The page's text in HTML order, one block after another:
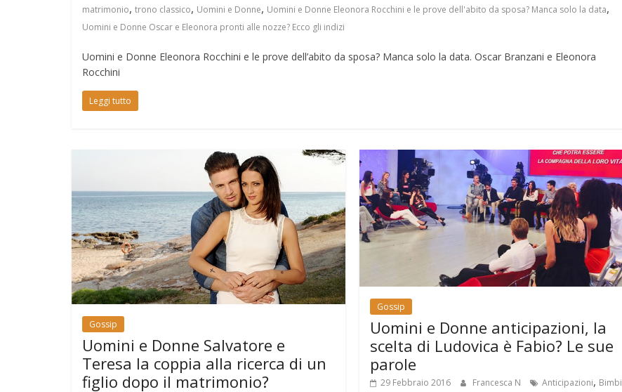
matrimonio, trono classico, Uomini e Donne, Uomini e Donne Eleonora Rocchini e le prove dell'abito da sposa? Manca solo la data,
Uomini e Donne Oscar e Eleonora pronti alle nozze? Ecco gli indizi
Uomini e Donne Eleonora Rocchini e le prove dell’abito da sposa? Manca solo la data. Oscar Branzani e Eleonora
Rocchini
Leggi tutto
Gossip
Uomini e Donne Salvatore e
Teresa la coppia alla ricerca di un
figlio dopo il matrimonio?
Gossip
Uomini e Donne anticipazioni, la
scelta di Ludovica è Fabio? Le sue
parole
29 Febbraio 2016 Francesca N Anticipazioni, Bimbi